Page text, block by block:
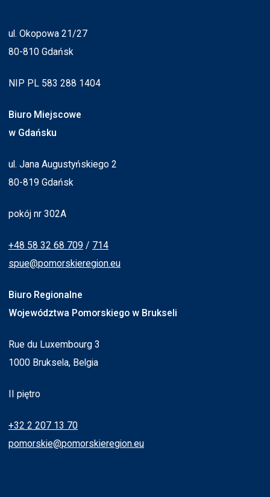
ul. Okopowa 21/27
80-810 Gdańsk
NIP PL 583 288 1404
Biuro Miejscowe
w Gdańsku
ul. Jana Augustyńskiego 2
80-819 Gdańsk
pokój nr 302A
+48 58 32 68 709 / 714
spue@pomorskieregion.eu
Biuro Regionalne
Województwa Pomorskiego w Brukseli
Rue du Luxembourg 3
1000 Bruksela, Belgia
II piętro
+32 2 207 13 70
pomorskie@pomorskieregion.eu